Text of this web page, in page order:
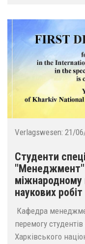
Verlagswesen: 21/
Студенти
"Менеджмент"
міжнародному
наукових робіт
Кафедра
перемогу
Харківського